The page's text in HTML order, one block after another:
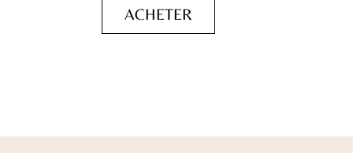
ACHETER